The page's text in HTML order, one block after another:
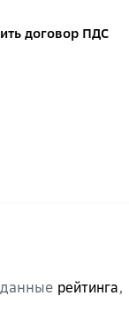
договор ПДС
рейтинга,